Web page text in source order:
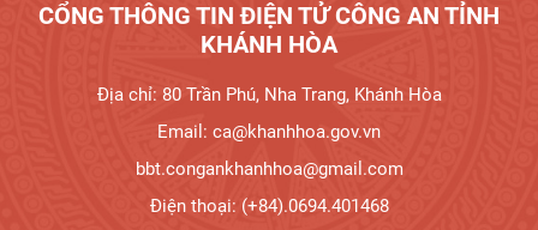
CỔNG THÔNG TIN ĐIỆN TỬ CÔNG AN TỈNH
KHÁNH HÒA
Địa chỉ: 80 Trần Phú, Nha Trang, Khánh Hòa
Email: ca@khanhhoa.gov.vn
bbt.congankhanhhoa@gmail.com
Điện thoại: (+84).0694.401468